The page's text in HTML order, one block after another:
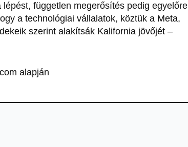
független megerősítés pedig egyelőre
a technológiai vállalatok, köztük a Meta,
szerint alakítsák Kalifornia jövőjét –
alapján